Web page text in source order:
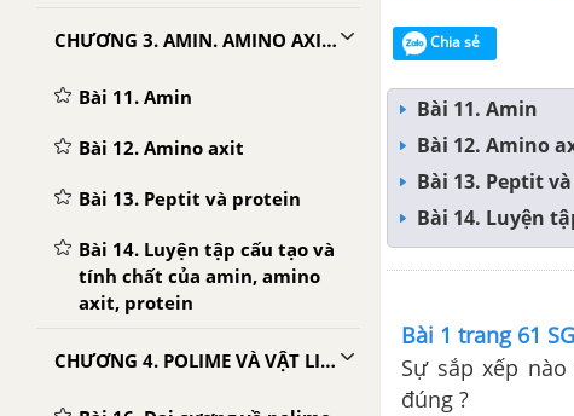
CHƯƠNG 3. AMIN. AMINO AXIT. PROTEIN
Bài 11. Amin
Bài 12. Amino axit
Bài 13. Peptit và protein
Bài 14. Luyện tập cấu tạo và
tính chất của amin, amino
axit, protein
CHƯƠNG 4. POLIME VÀ VẬT LIỆU POLIME
Chia sẻ
Bài 11. Amin
Bài 12. Amino
Bài 13. Peptit
Bài 14. Luyện
Bài 1 trang 61
Sự sắp xếp
đúng ?